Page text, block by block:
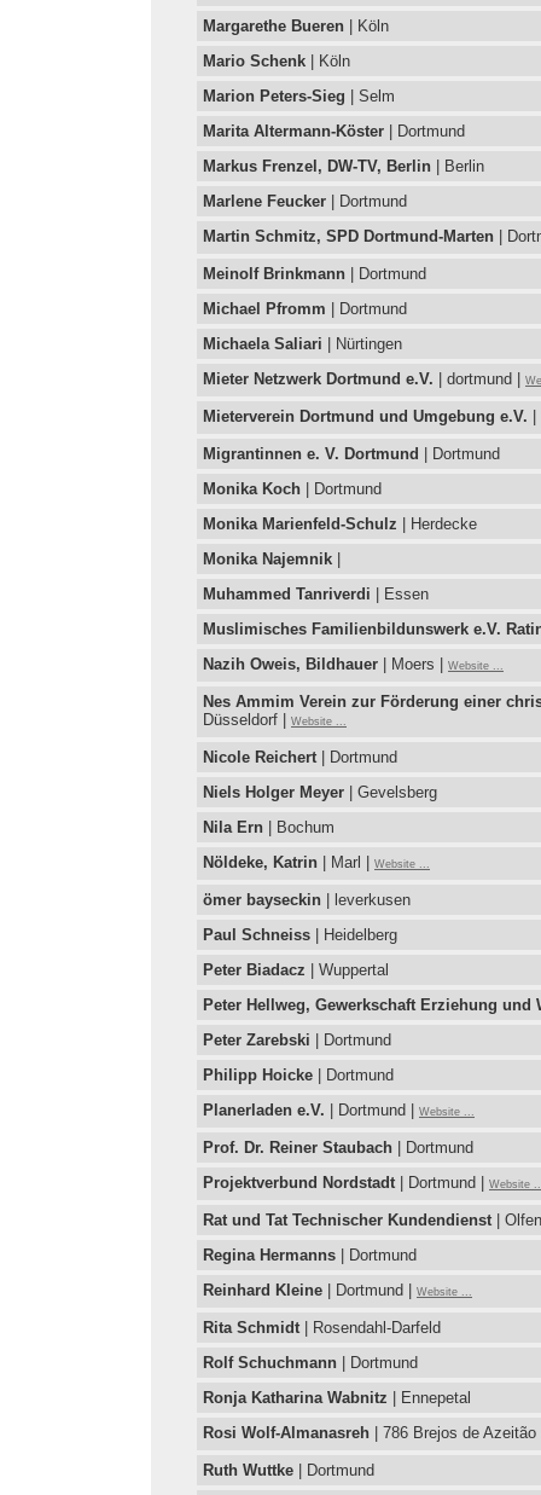
Margarethe Bueren | Köln
Mario Schenk | Köln
Marion Peters-Sieg | Selm
Marita Altermann-Köster | Dortmund
Markus Frenzel, DW-TV, Berlin | Berlin
Marlene Feucker | Dortmund
Martin Schmitz, SPD Dortmund-Marten |
Meinolf Brinkmann | Dortmund
Michael Pfromm | Dortmund
Michaela Saliari | Nürtingen
Mieter Netzwerk Dortmund e.V. | dortmund |
Mieterverein Dortmund und Umgebung e.V.
Migrantinnen e. V. Dortmund
| Dortmund
Monika Koch | Dortmund
Monika Marienfeld-Schulz | Herdecke
Monika Najemnik
Muhammed Tanriverdi | Essen
Muslimisches Familienbildunswerk e.V.
Nazih Oweis, Bildhauer | Moers | Website ...
Nes Ammim Verein zur Förderung einer
Düsseldorf |
Website ...
Nicole Reichert| Dortmund
Niels Holger Meyer | Gevelsberg
Nila Ern | Bochum
Nöldeke, Katrin | Marl | Website ...
ömer bayseckin | leverkusen
Paul Schneiss | Heidelberg
Peter Biadacz | Wuppertal
Peter Hellweg, Gewerkschaft Erziehung und
Peter Zarebski | Dortmund
Philipp Hoicke | Dortmund
Planerladen e.V. | Dortmund | Website ...
Prof. Dr. Reiner Staubach | Dortmund
Projektverbund Nordstadt| Dortmund | Website
Rat und Tat Technischer Kundendienst| Olfen
Regina Hermanns | Dortmund
Reinhard Kleine | Dortmund | Website ...
Rita Schmidt| Rosendahl-Darfeld
Rolf Schuchmann | Dortmund
Ronja Katharina Wabnitz | Ennepetal
Rosi Wolf-Almanasreh | 786 Brejos de
Ruth Wuttke | Dortmund